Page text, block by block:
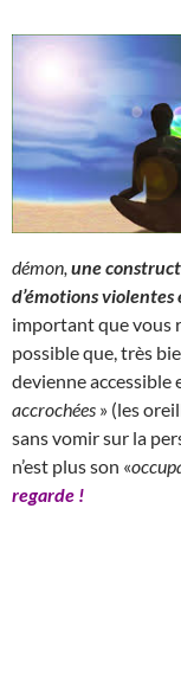
démon, une
d’émotions
important que vous
possible que, très
devienne accessible
accrochées » (les
sans vomir sur la
n’est plus son «
regarde !